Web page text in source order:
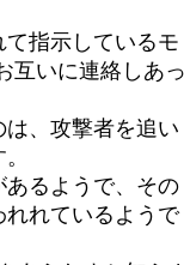
指示しているモ
互いに連絡しあ
、攻撃者を追い
るようで、その
れているようで